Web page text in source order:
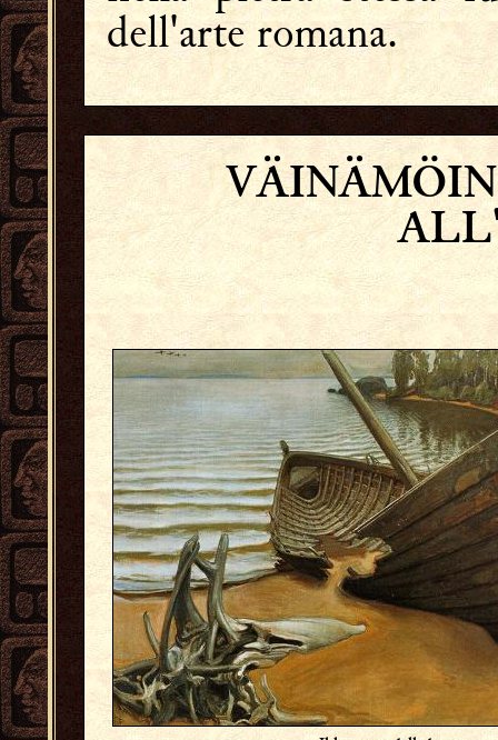
dell'arte romana.